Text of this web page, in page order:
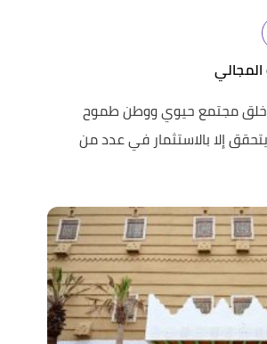
2030 إلى خلق مجتمع حيوي ووطن طموح
إلا بالاستثمار في عدد من